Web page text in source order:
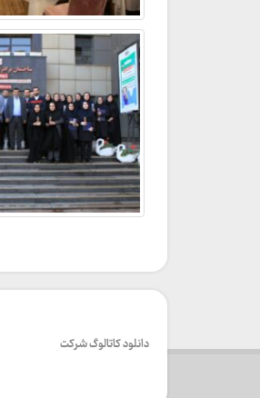
دانلود کاتالوگ شرکت